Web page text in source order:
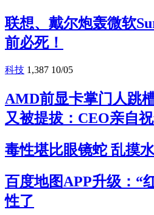
联想、戴尔炮轰微软
前必死！
科技 1,387 10/05
AMD前显卡掌门人跳
又被提拔：CEO亲自
毒性堪比眼镜蛇 乱摸
百度地图APP升级：“
性了